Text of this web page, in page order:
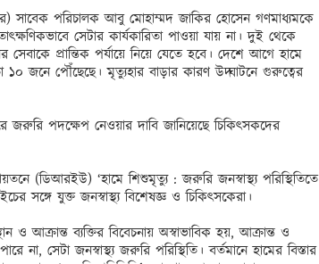
সাবেক পরিচালক আবু মোহাম্মদ জাকির হোসেন গণমাধ্যমকে
সেটার কার্যকারিতা পাওয়া যায় না। দুই থেকে
প্রান্তিক পর্যায়ে নিয়ে যেতে হবে। দেশে আগে হামে
জনে পৌঁছেছে। মৃত্যুহার বাড়ার কারণ উদ্ঘাটনে গুরুত্বের
জরুরি পদক্ষেপ নেওয়ার দাবি জানিয়েছে চিকিৎসকদের
(ডিআরইউ) ‘হামে শিশুমৃত্যু : জরুরি জনস্বাস্থ্য পরিস্থিতিতে
সঙ্গে যুক্ত জনস্বাস্থ্য বিশেষজ্ঞ ও চিকিৎসকেরা।
আক্রান্ত ব্যক্তির বিবেচনায় অস্বাভাবিক হয়, আক্রান্ত ও
না, সেটা জনস্বাস্থ্য জরুরি পরিস্থিতি। বর্তমানে হামের বিস্তার